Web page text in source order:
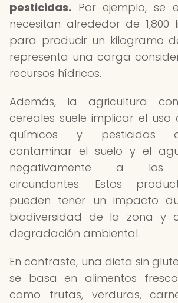
pesticidas. Por ejemplo, se
necesitan alrededor de
para producir un kilogramo
representa una carga
recursos hídricos.
Además, la agricultura
cereales suele implicar el uso
químicos y pesticidas
contaminar el suelo y el
negativamente a los
circundantes. Estos
pueden tener un impacto
biodiversidad de la zona y
degradación ambiental.
En contraste, una dieta sin
se basa en alimentos
como frutas, verduras,